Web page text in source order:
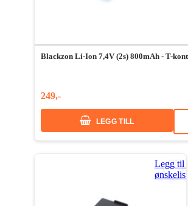
Blackzon Li-Ion 7,4V (2s) 800mAh - T-
249,-
LEGG TILL
Legg til i
ønskeliste